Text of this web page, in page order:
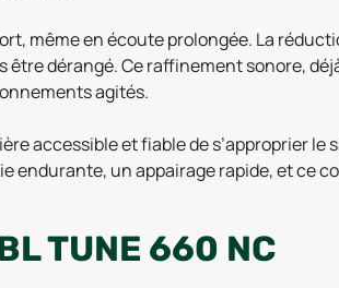
même en écoute prolongée. La
dérangé. Ce raffinement sonore,
agités.
accessible et fiable de s’approprier le
un appairage rapide, et ce
TUNE 660 NC